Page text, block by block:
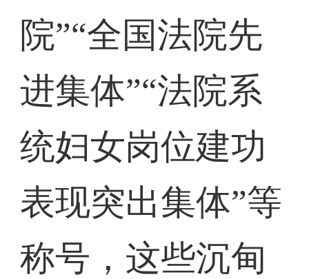
院”“全国法院先
进集体”“法院系
统妇女岗位建功
表现突出集体”等
称号，这些沉甸